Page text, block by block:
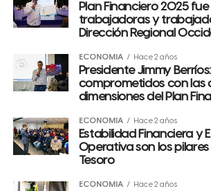
Plan Financiero 2025
trabajadoras y
Dirección Regional
ECONOMÍA Hace 2 años
Presidente Jimmy
comprometidos con las
dimensiones del Plan
ECONOMÍA Hace 2 años
Estabilidad Financiera y
Operativa son los
Tesoro
ECONOMÍA Hace 2 años